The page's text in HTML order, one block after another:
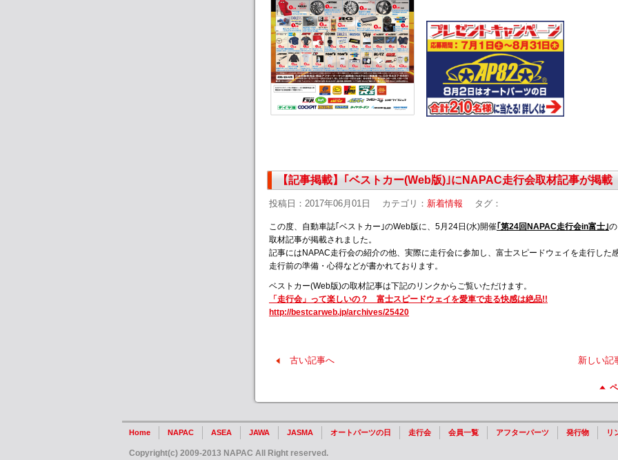
【記事掲載】｢ベストカー(Web版)｣にNAPAC走行会取材記事が掲載
投稿日：2017年06月01日 カテゴリ： 新着情報 タグ：
この度、自動車誌｢ベストカー｣のWeb版に、5月24日(水)開催｢第24回NAPAC走行会in富士｣の
取材記事が掲載されました。
記事にはNAPAC走行会の紹介の他、実際に走行会に参加し、富士スピードウェイを走行した
走行前の準備・心得などが書かれております。
ベストカー(Web版)の取材記事は下記のリンクからご覧いただけます。
「走行会」って楽しいの？ 富士スピードウェイを愛車で走る快感は絶品!!
http://bestcarweb.jp/archives/25420
古い記事へ 新しい記
Home NAPAC ASEA JAWA JASMA オートパーツの日 走行会 会員一覧 アフターパーツ 発行物 リ
Copyright(c) 2009-2013 NAPAC All Right reserved.